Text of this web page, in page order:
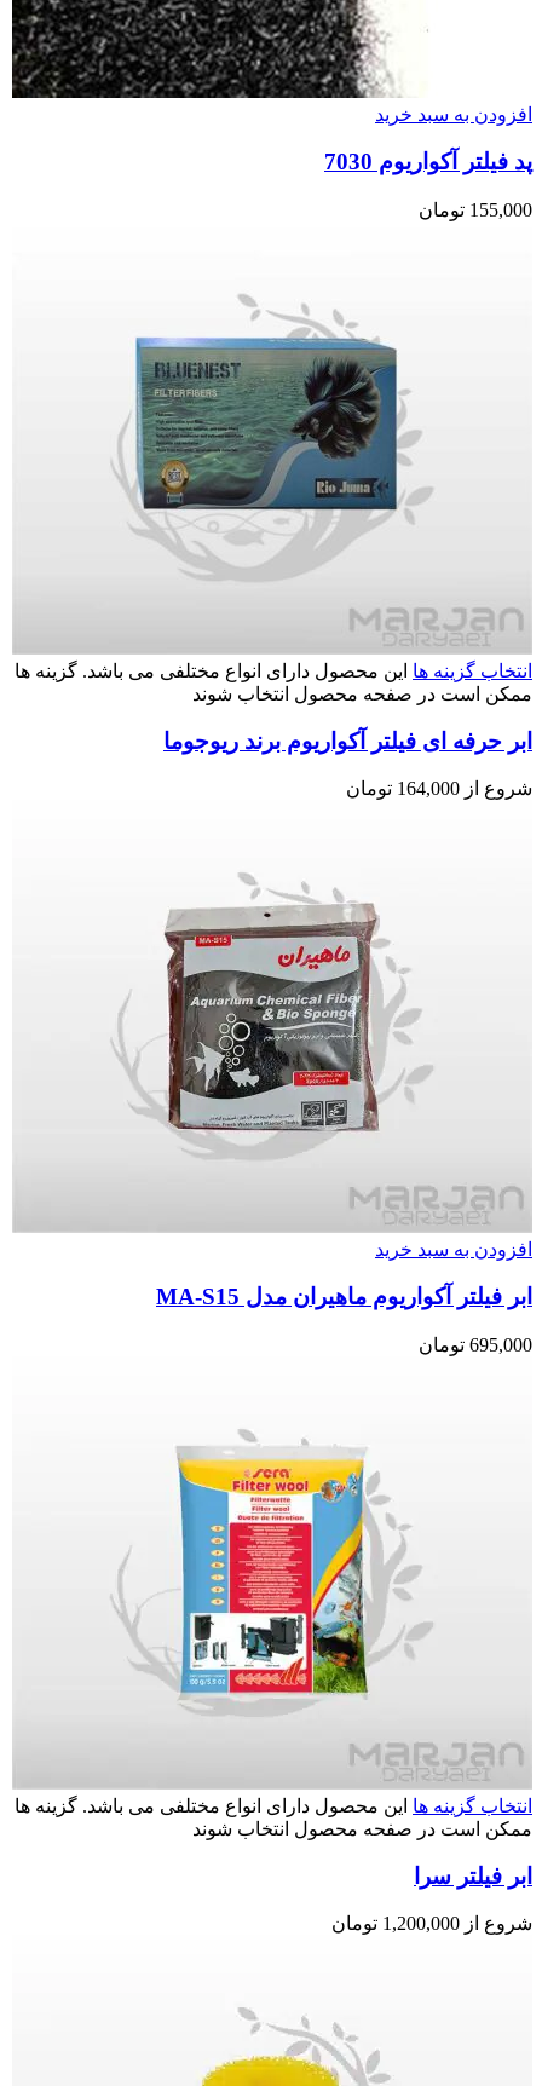
افزودن به سبد خرید
پد فیلتر آکواریوم 7030
155,000 تومان
انتخاب گزینه ها این محصول دارای انواع مختلفی می باشد. گزینه ها
ممکن است در صفحه محصول انتخاب شوند
ابر حرفه ای فیلتر آکواریوم برند ریوجوما
شروع از 164,000 تومان
افزودن به سبد خرید
ابر فیلتر آکواریوم ماهیران مدل MA-S15
695,000 تومان
انتخاب گزینه ها این محصول دارای انواع مختلفی می باشد. گزینه ها
ممکن است در صفحه محصول انتخاب شوند
ابر فیلتر سرا
شروع از 1,200,000 تومان